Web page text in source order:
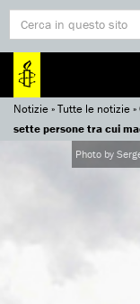
Notizie»Tutte le notizie»
sette persone tra cui
Photo by